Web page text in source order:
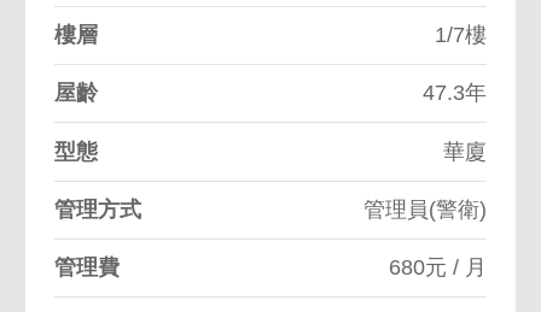
樓層 1/7樓
屋齡 47.3年
型態 華廈
管理方式 管理員(警衛)
管理費 680元 / 月